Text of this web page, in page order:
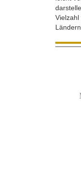
Vielzahl